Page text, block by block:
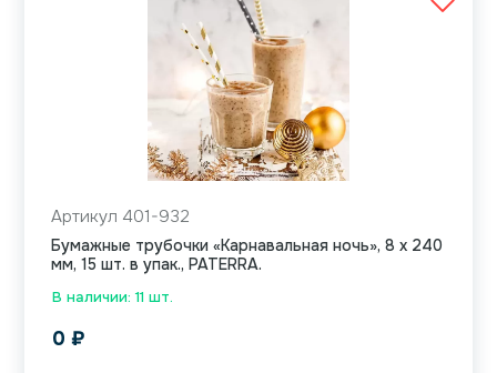
В наличии: 11 шт.
Артикул 401-932
Бумажные трубочки «Карнавальная ночь», 8 х 240
мм, 15 шт. в упак., PATERRA.
0 ₽